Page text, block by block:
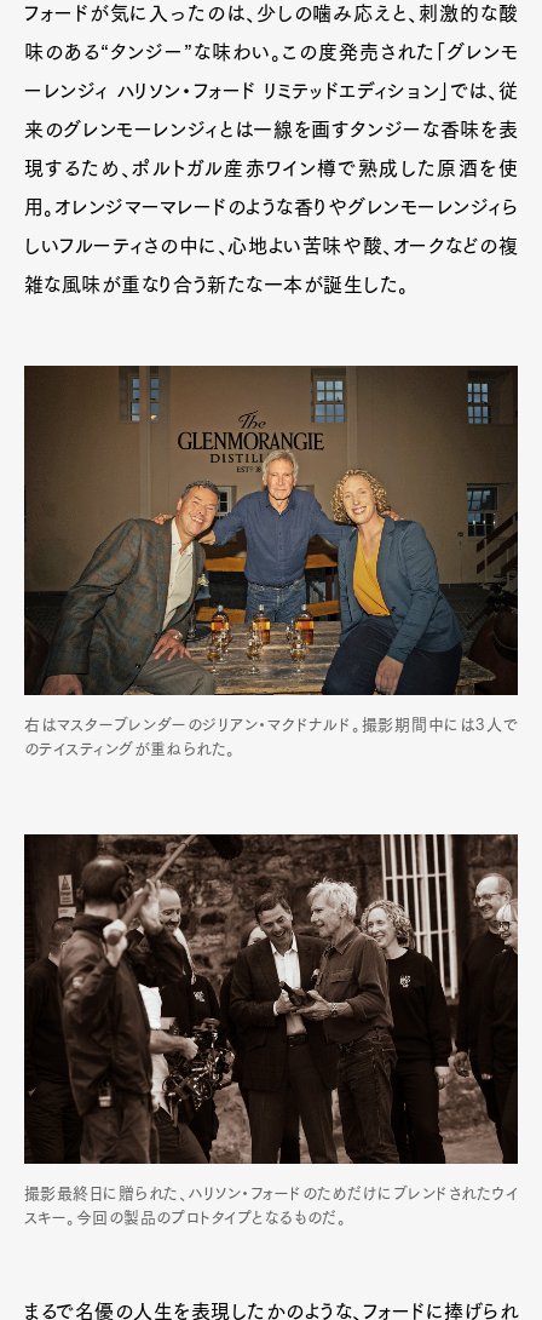
フォードが気に入ったのは、少しの噛み応えと、刺激的な酸
味のある“タンジー”な味わい。この度発売された「グレンモ
ーレンジィ ハリソン・フォード リミテッドエディション」では、従
来のグレンモーレンジィとは一線を画すタンジーな香味を表
現するため、ポルトガル産赤ワイン樽で熟成した原酒を使
用。オレンジマーマレードのような香りやグレンモーレンジィら
しいフルーティさの中に、心地よい苦味や酸、オークなどの複
雑な風味が重なり合う新たな一本が誕生した。
右はマスターブレンダーのジリアン・マクドナルド。撮影期間中には3人で
のテイスティングが重ねられた。
撮影最終日に贈られた、ハリソン・フォードのためだけにブレンドされたウイ
スキー。今回の製品のプロトタイプとなるものだ。
まるで名優の人生を表現したかのような、フォードに捧げられ